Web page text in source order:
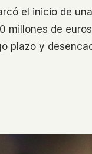
el inicio de
millones de
plazo y